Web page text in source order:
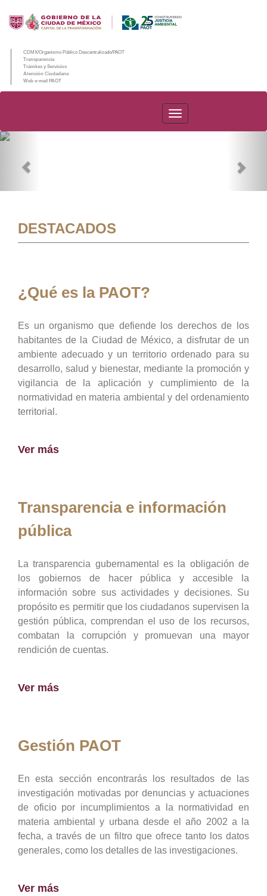
CDMX/Organismo Público Descentralizado/PAOT
Transparencia
Trámites y Servicios
Atención Ciudadana
Web e-mail PAOT
PAOT
DESTACADOS
¿Qué es la PAOT?
Es un organismo que defiende los derechos de los
habitantes de la Ciudad de México, a disfrutar de un
ambiente adecuado y un territorio ordenado para su
desarrollo, salud y bienestar, mediante la promoción y
vigilancia de la aplicación y cumplimiento de la
normatividad en materia ambiental y del ordenamiento
territorial.
Ver más
Transparencia e información
pública
La transparencia gubernamental es la obligación de
los gobiernos de hacer pública y accesible la
información sobre sus actividades y decisiones. Su
propósito es permitir que los ciudadanos supervisen la
gestión pública, comprendan el uso de los recursos,
combatan la corrupción y promuevan una mayor
rendición de cuentas.
Ver más
Gestión PAOT
En esta sección encontrarás los resultados de las
investigación motivadas por denuncias y actuaciones
de oficio por incumplimientos a la normatividad en
materia ambiental y urbana desde el año 2002 a la
fecha, a través de un filtro que ofrece tanto los datos
generales, como los detalles de las investigaciones.
Ver más